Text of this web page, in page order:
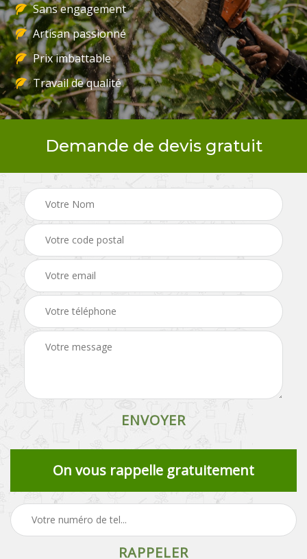
Sans engagement
Artisan passionné
Prix imbattable
Travail de qualité
Demande de devis gratuit
On vous rappelle gratuitement